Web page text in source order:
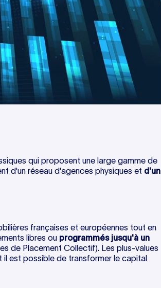
qui proposent une large gamme de
d'un réseau d'agences physiques et d'un
françaises et européennes tout en
libres ou programmés jusqu'à un
de Placement Collectif). Les plus-values
est possible de transformer le capital